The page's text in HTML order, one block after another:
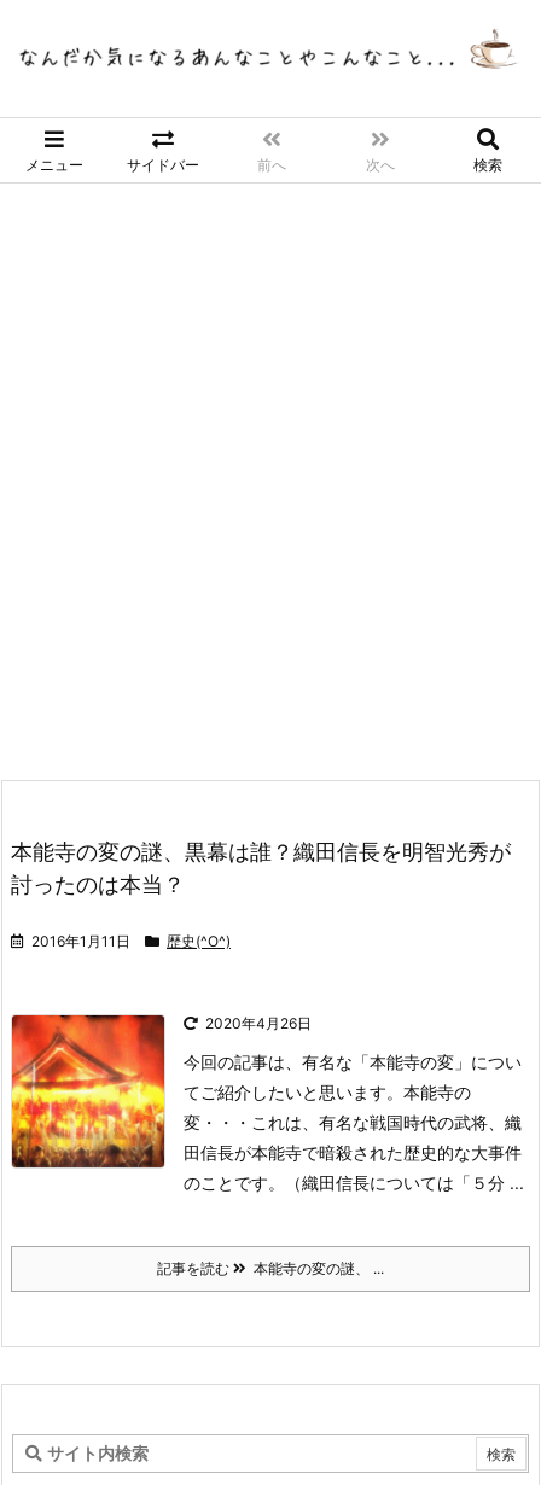
メニュー サイドバー 前へ 次へ 検索
本能寺の変の謎、黒幕は誰？織田信長を明智光秀が
討ったのは本当？
2016年1月11日 歴史(^O^)
2020年4月26日
今回の記事は、有名な「本能寺の変」につい
てご紹介したいと思います。 本能寺の
変・・・ これは、有名な戦国時代の武将、織
田信長が本能寺で暗殺された歴史的な大事件
のことです。
（織田信長については「５分 ...
記事を読む 本能寺の変の謎、 ...